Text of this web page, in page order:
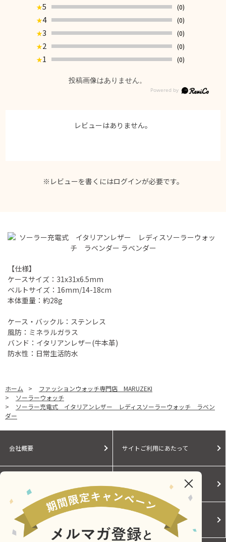
★5
(0)
★4
(0)
★3
(0)
★2
(0)
★1 (0)
投稿画像はありません。
レビューはありません。
※レビューを書くにはログインが必要です。
【仕様】
ケースサイズ：31x31x6.5mm
ベルトサイズ：16mm/14-18cm
本体重量：約28g
ケース・バックル：ステンレス
風防：ミネラルガラス
バンド：イタリアンレザー(牛本革)
防水性：日常生活防水
ホーム >
ファッションウォッチ専門店 MARUZEKI
>
ソーラーウォッチ
>
ソーラー充電式 イタリアンレザー レディスソーラーウォッチ ラベン
ダー
会社概要 サイトご利用にあたって
Cookieポリシー ご利用規約